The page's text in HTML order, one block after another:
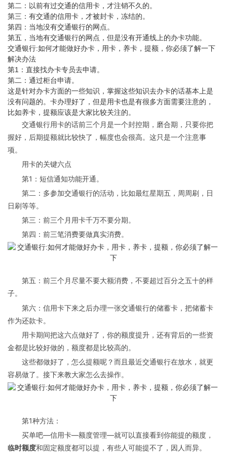
第二：以前有过交通的信用卡，才注销不久的。
第三：有交通的信用卡，才被封卡，冻结的。
第四：当地没有交通银行的网点。
第五，当地有交通银行的网点，但是没有开通线上的办卡功能。
交通银行:如何才能做好办卡，用卡，养卡，提额，你必须了解一下
解决办法
第1：直接找办卡专员去申请。
第二：通过柜台申请。
这是针对办卡方面的一些知识，掌握这些知识去办卡的话基本上是
没有问题的。卡办理好了，但是用卡也是有很多方面需要注意的，
比如养卡，提额应该是大家比较关注的。
交通银行用卡的话前三个月是一个封控期，磨合期，只要你把
握好，后期提额就比较快了，幅度也会很高。这只是一个注意事
项。
用卡的关键六点
第1：短信通知功能开通。
第二：多参加交通银行的活动，比如最红星期五，周周刷，日
日刷等等。
第三：前三个月用卡千万不要分期。
第四：前三笔消费要做真实消费。
第五：前三个月尽量不要大额消费，不要超过百分之五十的样
子。
第六：信用卡下来之后办理一张交通银行的储蓄卡，把储蓄卡
作为还款卡。
用卡期间把这六点做好了，你的额度提升，还有背后的一些资
金都是比较好做的，额度都是比较高的。
这些都做好了，怎么提额呢？而且最近交通银行在放水，就更
容易做了。接下来教大家怎么去操作。
第1种方法：
买单吧—信用卡—额度管理—就可以直接看到你能提的额度，
临时额度和固定额度都可以提，有些人可能提不了，因人而异。